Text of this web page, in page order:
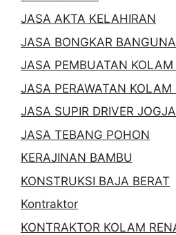
JASA AKTA KELAHIRAN
JASA BONGKAR
JASA PEMBUATAN KOLAM
JASA PERAWATAN KOLAM
JASA SUPIR DRIVER JOGJA
JASA TEBANG POHON
KERAJINAN BAMBU
KONSTRUKSI BAJA BERAT
Kontraktor
KONTRAKTOR KOLAM